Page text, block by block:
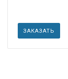
ЗАКАЗАТЬ